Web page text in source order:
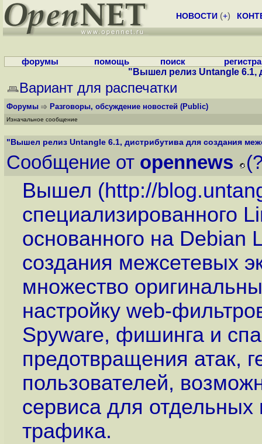
НОВОСТИ (+)
форумы помощь поиск
"Вышел релиз Untangle 6.1,
Вариант для распечатки
Форумы Разговоры, обсуждение новостей (Public)
Изначальное сообщение
"Вышел релиз Untangle 6.1, дистрибутива для создания
Сообщение от opennews
Вышел (http://
специализированного
основанного на Debian
создания межсетевых
множество
настройку web-
Spyware, фишинга и
предотвращения атак,
пользователей,
сервиса для отдельных
трафика.